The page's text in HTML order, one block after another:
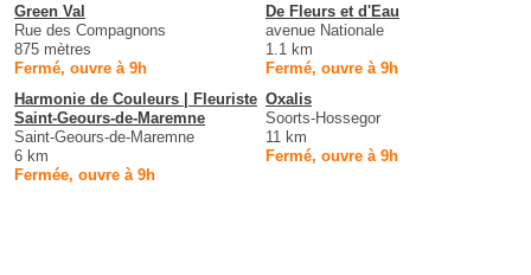
Green Val
Rue des Compagnons
875 mètres
Fermé, ouvre à 9h
De Fleurs et d'Eau
avenue Nationale
1.1 km
Fermé, ouvre à 9h
Harmonie de Couleurs | Fleuriste
Saint-Geours-de-Maremne
Saint-Geours-de-Maremne
6 km
Fermée, ouvre à 9h
Oxalis
Soorts-Hossegor
11 km
Fermé, ouvre à 9h